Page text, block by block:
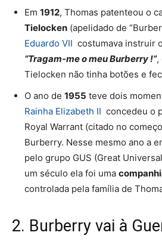
Em 1912, Thomas patenteou o
Tielocken (apelidado de
Eduardo VII costumava instruir
“Tragam-me o meu Burberry !”,
Tielocken não tinha botões e
O ano de 1955 teve dois
Rainha Elizabeth II concedeu o
Royal Warrant (citado no
Burberry. Nesse mesmo ano a
pelo grupo GUS (Great
um século ela foi uma
controlada pela família de
2. Burberry vai à